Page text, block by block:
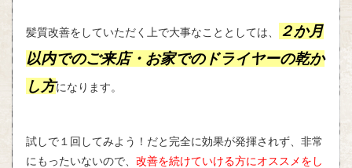
髪質改善をしていただく上で大事なこととしては、
２か月
以内でのご来店・お家でのドライヤーの乾か
し方になります。
試しで１回してみよう！だと完全に効果が発揮されず、非常
にもったいないので、 改善を続けていける方にオススメをし